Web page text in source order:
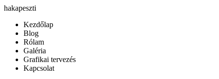
hakapeszti
Kezdőlap
Blog
Rólam
Galéria
Grafikai tervezés
Kapcsolat